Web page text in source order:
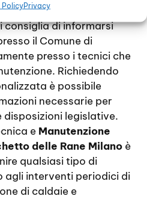
PolicyPrivacy
norme soggette a
consiglia di informarsi
il Comune di
presso i tecnici che
Richiedendo
è possibile
necessarie per
disposizioni legislative.
e Manutenzione
delle Rane Milano è
qualsiasi tipo di
agli interventi periodici di
di caldaie e